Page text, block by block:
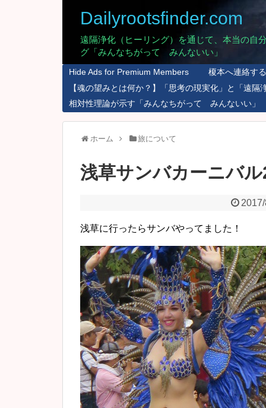
Dailyrootsfinder.com
遠隔浄化（ヒーリング）を通じて、本当の
グ「みんなちがって みんないい」
Hide Ads for Premium Members
榎本へ連絡す
【魂の望みとは何か？】「思考の現実化」と「遠隔
相対性理論が示す「みんなちがって みんないい」
ホーム 旅について
浅草サンバカーニバ
浅草に行ったらサンバやってました！